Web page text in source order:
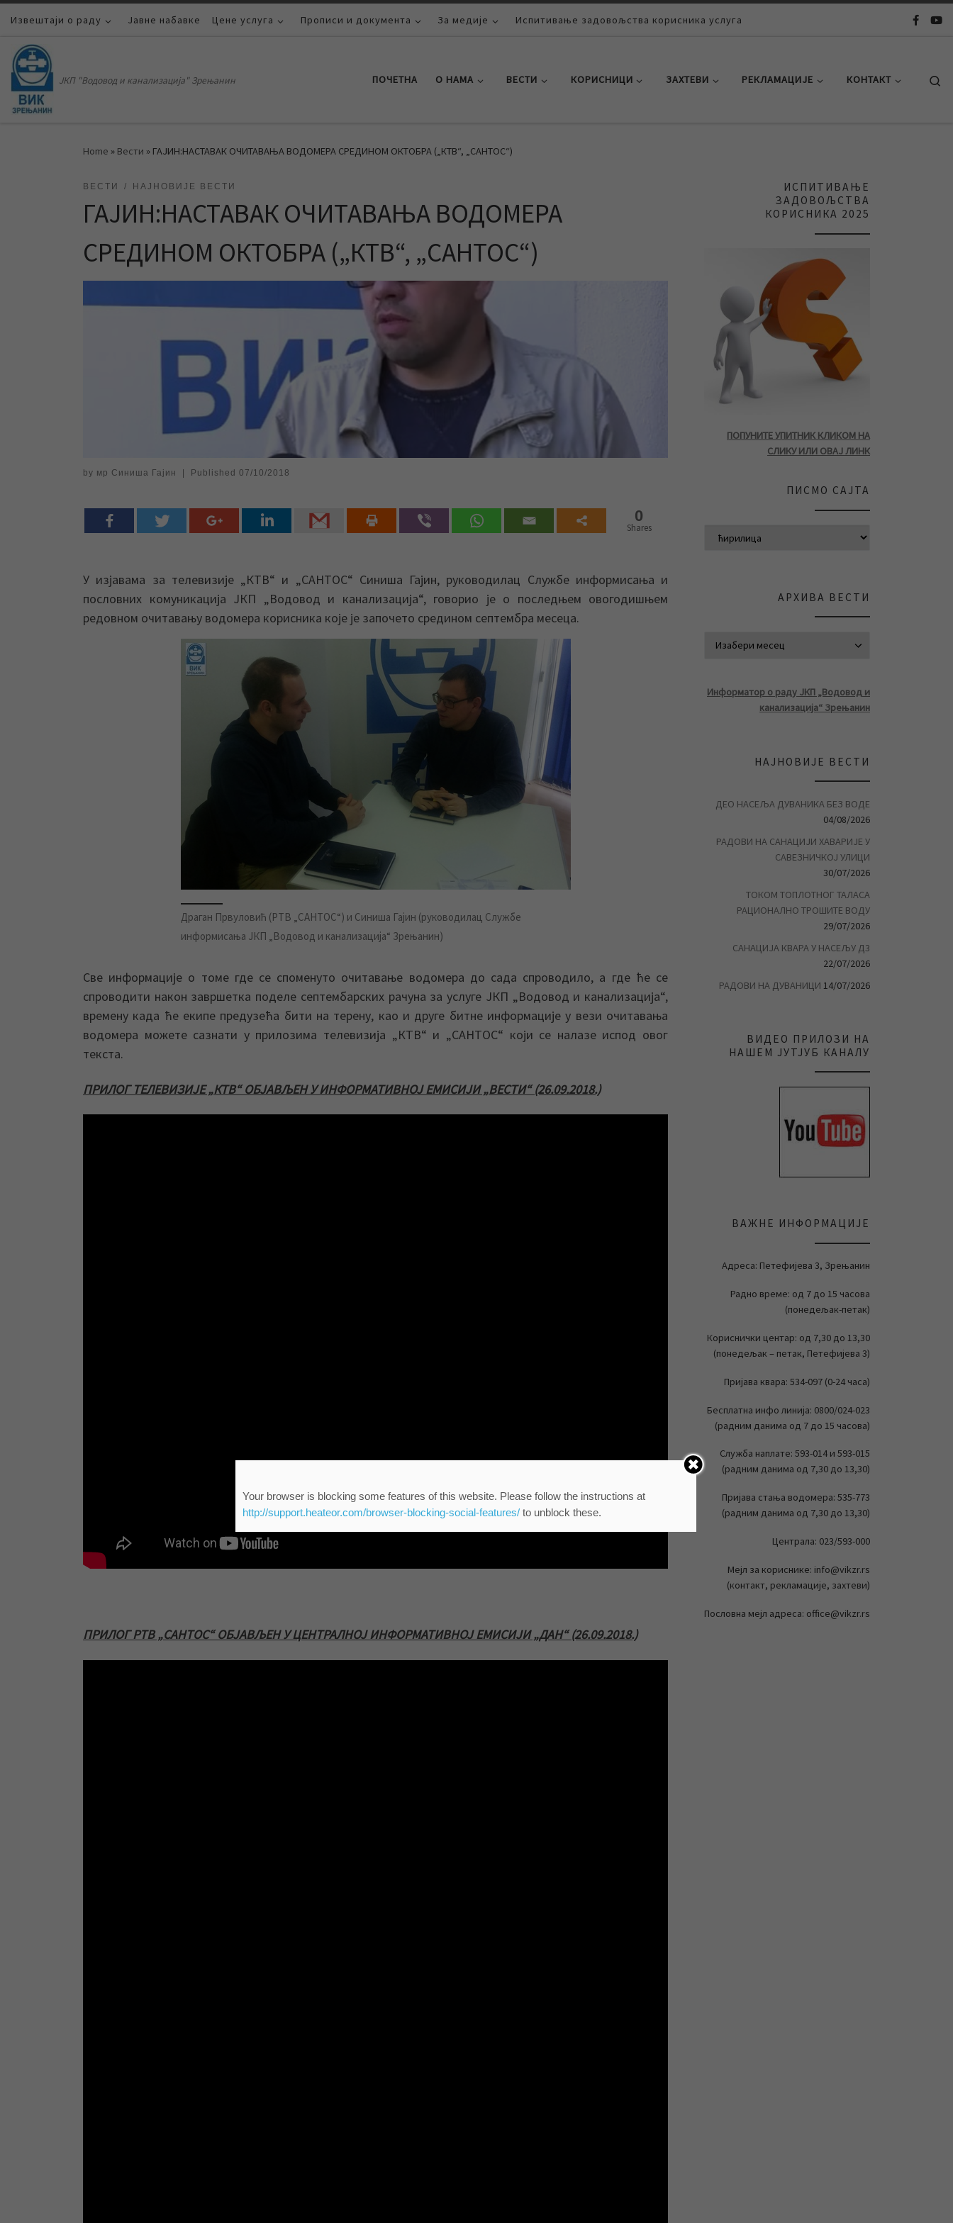
Skip to content
Извештаји о раду Јавне набавке Цене услуга Прописи и документа За медије Испитивање задовољства корисника услуга
ЈКП "Водовод и канализација" Зрењанин ПОЧЕТНА О НАМА ВЕСТИ КОРИСНИЦИ ЗАХТЕВИ РЕКЛАМАЦИЈЕ КОНТАКТ
Home » Вести » ГАЈИН:НАСТАВАК ОЧИТАВАЊА ВОДОМЕРА СРЕДИНОМ ОКТОБРА („КТВ“, „САНТОС“)
ВЕСТИ НАЈНОВИЈЕ ВЕСТИ
ГАЈИН:НАСТАВАК ОЧИТАВАЊА ВОДОМЕРА
СРЕДИНОМ ОКТОБРА („КТВ“, „САНТОС“)
by мр Синиша Гајин Published 07/10/2018
0
Shares
У изјавама за телевизије „КТВ“ и „САНТОС“ Синиша Гајин, руководилац Службе информисања и
пословних комуникација ЈКП „Водовод и канализација“, говорио је о последњем овогодишњем
редовном очитавању водомера корисника које је започето средином септембра месеца.
Драган Првуловић (РТВ „САНТОС“) и Синиша Гајин (руководилац Службе
информисања ЈКП „Водовод и канализација“ Зрењанин)
Све информације о томе где се споменуто очитавање водомера до сада спроводило, а где ће се
спроводити након завршетка поделе септембарских рачуна за услуге ЈКП „Водовод и канализација“,
времену када ће екипе предузећа бити на терену, као и друге битне информације у вези очитавања
водомера можете сазнати у прилозима телевизија „КТВ“ и „САНТОС“ који се налазе испод овог
текста.
ПРИЛОГ ТЕЛЕВИЗИЈЕ „КТВ“ ОБЈАВЉЕН У ИНФОРМАТИВНОЈ ЕМИСИЈИ „ВЕСТИ“ (26.09.2018.)
ПРИЛОГ РТВ „САНТОС“ ОБЈАВЉЕН У ЦЕНТРАЛНОЈ ИНФОРМАТИВНОЈ ЕМИСИЈИ „ДАН“ (26.09.2018.)
ИСПИТИВАЊЕ
ЗАДОВОЉСТВА
КОРИСНИКА 2025
ПОПУНИТЕ УПИТНИК КЛИКОМ НА
СЛИКУ ИЛИ ОВАЈ ЛИНК
ПИСМО САЈТА
АРХИВА ВЕСТИ
Информатор о раду ЈКП „Водовод и
канализација“ Зрењанин
НАЈНОВИЈЕ ВЕСТИ
ДЕО НАСЕЉА ДУВАНИКА БЕЗ ВОДЕ
04/08/2026
РАДОВИ НА САНАЦИЈИ ХАВАРИЈЕ У
САВЕЗНИЧКОЈ УЛИЦИ
30/07/2026
ТОКОМ ТОПЛОТНОГ ТАЛАСА
РАЦИОНАЛНО ТРОШИТЕ ВОДУ
29/07/2026
САНАЦИЈА КВАРА У НАСЕЉУ Д3
22/07/2026
РАДОВИ НА ДУВАНИЦИ 14/07/2026
ВИДЕО ПРИЛОЗИ НА
НАШЕМ ЈУТЈУБ КАНАЛУ
ВАЖНЕ ИНФОРМАЦИЈЕ
Адреса: Петефијева 3, Зрењанин
Радно време: од 7 до 15 часова
(понедељак-петак)
Кориснички центар: од 7,30 до 13,30
(понедељак – петак, Петефијева 3)
Пријава квара: 534-097 (0-24 часа)
Бесплатна инфо линија: 0800/024-023
(радним данима од 7 до 15 часова)
Служба наплате: 593-014 и 593-015
(радним данима од 7,30 до 13,30)
Пријава стања водомера: 535-773
(радним данима од 7,30 до 13,30)
Централа: 023/593-000
Мејл за кориснике: info@vikzr.rs
(контакт, рекламације, захтеви)
Пословна мејл адреса: office@vikzr.rs
Your browser is blocking some features of this website. Please follow the instructions at
http://support.heateor.com/browser-blocking-social-features/to unblock these.